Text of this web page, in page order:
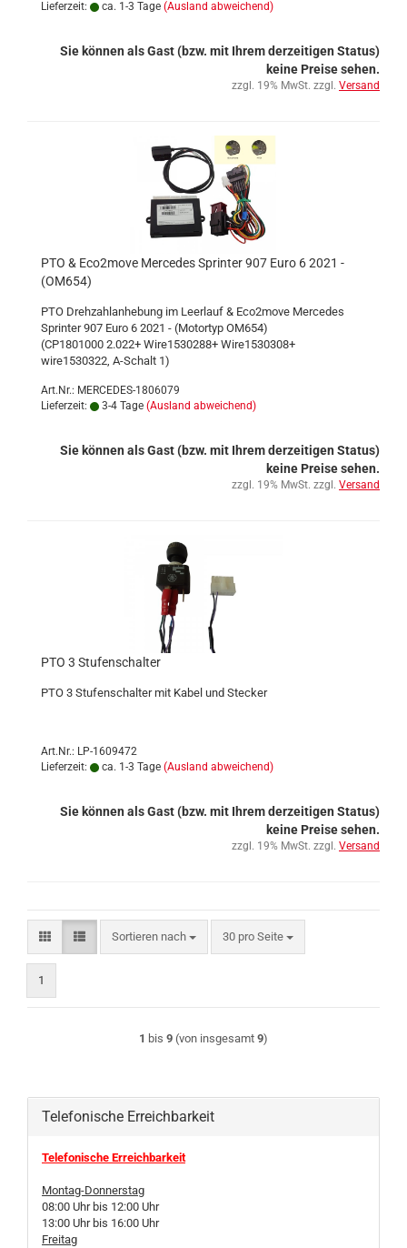
Lieferzeit: ca. 1-3 Tage (Ausland abweichend)
Sie können als Gast (bzw. mit Ihrem derzeitigen Status)
keine Preise sehen.
zzgl. 19% MwSt. zzgl. Versand
PTO & Eco2move Mercedes Sprinter 907 Euro 6 2021 -
(OM654)
PTO Drehzahlanhebung im Leerlauf & Eco2move Mercedes
Sprinter 907 Euro 6 2021 - (Motortyp OM654)
(CP1801000 2.022+ Wire1530288+ Wire1530308+
wire1530322, A-Schalt 1)
Art.Nr.: MERCEDES-1806079
Lieferzeit:
3-4 Tage (Ausland abweichend)
Sie können als Gast (bzw. mit Ihrem derzeitigen Status)
keine Preise sehen.
zzgl. 19% MwSt. zzgl. Versand
PTO 3 Stufenschalter
PTO 3 Stufenschalter mit Kabel und Stecker
Art.Nr.: LP-1609472
Lieferzeit:
ca. 1-3 Tage (Ausland abweichend)
Sie können als Gast (bzw. mit Ihrem derzeitigen Status)
keine Preise sehen.
zzgl. 19% MwSt. zzgl. Versand
Sortieren nach
Sortieren nach 30 pro Seite
pro Seite
1
1 bis 9 (von insgesamt 9)
Telefonische Erreichbarkeit
Telefonische Erreichbarkeit
Montag-Donnerstag
08:00 Uhr bis 12:00 Uhr
13:00 Uhr bis 16:00 Uhr
Freitag